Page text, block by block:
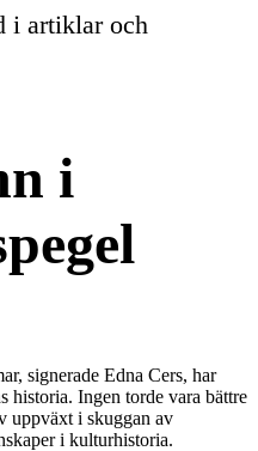
i artiklar och
i
signerade Edna Cers, har
historia. Ingen torde vara bättre
uppväxt i skuggan av
i kulturhistoria.